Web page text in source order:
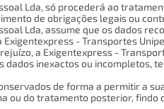
Lda, só procederá ao
de obrigações legais ou
Lda, assume que os dados
- Transportes
a Exigentexpress -
dados inexactos ou incompletos,
de forma a permitir a
ou do tratamento posterior,